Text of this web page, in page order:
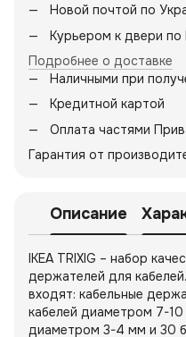
Новой почтой по
Курьером к двери по
Подробнее о доставке
Наличными при
Кредитной картой
Оплата частями
Гарантия от
Описание
IKEA TRIXIG – набор
держателей для
входят: кабельные
кабелей диаметром 7-
диаметром 3-4 мм и 30